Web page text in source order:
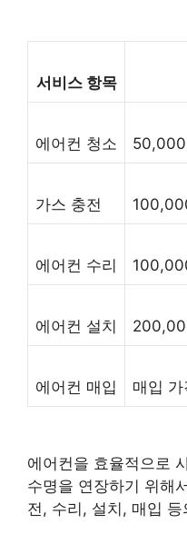
서비스 항목
에어컨 청소
가스 충전
에어컨 수리
에어컨 설치
에어컨 매입 매입
에어컨을 효율적으로
수명을 연장하기 위해
전, 수리, 설치, 매입